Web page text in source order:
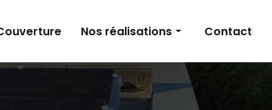
Nos réalisations
Panneaux photovoltaïques
Électricité
Contact